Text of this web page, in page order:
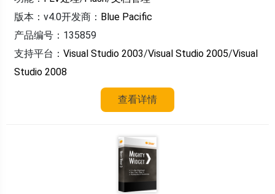
版本：v4.0开发商： Blue Pacific
产品编号：135859
支持平台： Visual Studio 2003/Visual Studio 2005/Visual
Studio 2008
查看详情